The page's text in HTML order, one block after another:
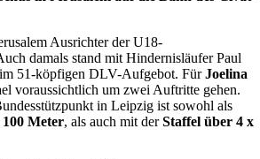
Ausrichter der U18-
damals stand mit Hindernisläufer Paul
51-köpfigen DLV-Aufgebot. FürJoelina
voraussichtlich um zwei Auftritte gehen.
in Leipzig ist sowohl als
100 Meter, als auch mit derStaffel über 4 x